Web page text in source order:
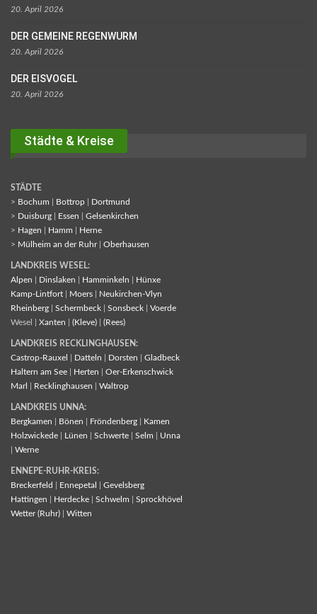
20. April 2026
DER GEMEINE REGENWURM
20. April 2026
DER EISVOGEL
20. April 2026
Städte & Kreise
STÄDTE
> Bochum Bottrop
Dortmund
> Duisburg Essen
Gelsenkirchen
> Hagen Hamm
Herne
> Mülheim an der Ruhr| Oberhausen
LANDKREIS WESEL:
Alpen
Dinslaken Hamminkeln
Hünxe
Kamp-Lintfort
Moers
Neukirchen-Vlyn
Rheinberg
Schermbeck Sonsbeck
Voerde
Wesel | Xanten (Kleve) (Rees)
LANDKREIS RECKLINGHAUSEN:
Castrop-Rauxel
Datteln Dorsten
Gladbeck
Haltern am See
Herten
Oer-Erkenschwick
Marl
Recklinghausen Waltrop
LANDKREIS UNNA:
Bergkamen
Bönen Fröndenberg
Kamen
Holzwickede
Lünen Schwerte Selm
Unna
Werne
ENNEPE-RUHR-KREIS:
Breckerfeld
Ennepetal
Gevelsberg
Hattingen
Herdecke Schwelm
Sprockhövel
Wetter (Ruhr)
Witten